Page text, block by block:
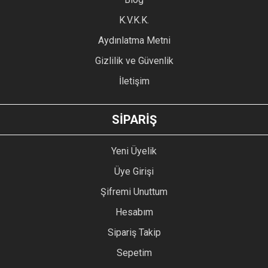
Ürün fiyatı diğer sitelerden daha pahalı.
GÖNDER
K.V.K.K.
Aydınlatma Metni
Gizlilik ve Güvenlik
İletişim
SİPARİŞ
Yeni Üyelik
Üye Girişi
Şifremi Unuttum
Hesabım
Sipariş Takip
Sepetim